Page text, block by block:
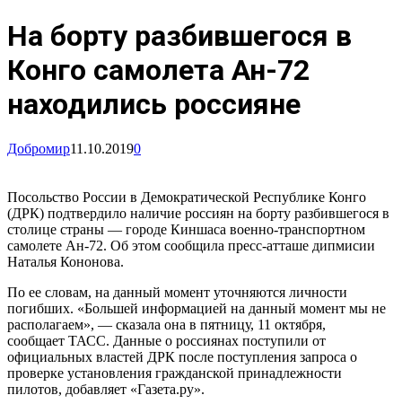
На борту разбившегося в
Конго самолета Ан-72
находились россияне
Добромир11.10.20190
Посольство России в Демократической Республике Конго
(ДРК) подтвердило наличие россиян на борту разбившегося в
столице страны — городе Киншаса военно-транспортном
самолете Ан-72. Об этом сообщила пресс-атташе дипмисии
Наталья Кононова.
По ее словам, на данный момент уточняются личности
погибших. «Большей информацией на данный момент мы не
располагаем», — сказала она в пятницу, 11 октября,
сообщает ТАСС. Данные о россиянах поступили от
официальных властей ДРК после поступления запроса о
проверке установления гражданской принадлежности
пилотов, добавляет «Газета.ру».